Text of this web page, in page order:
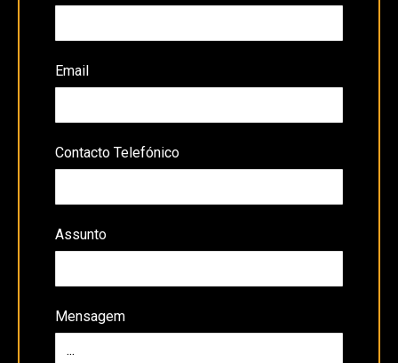
Email
Contacto Telefónico
Assunto
Mensagem